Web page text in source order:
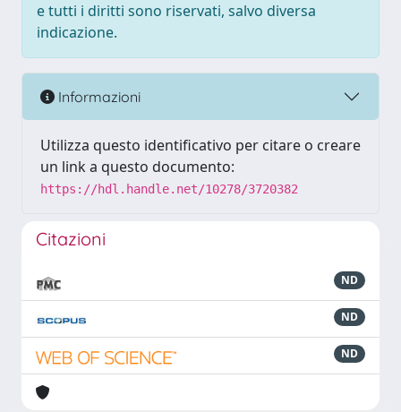
e tutti i diritti sono riservati, salvo diversa
indicazione.
Informazioni
Utilizza questo identificativo per citare o creare
un link a questo documento:
https://hdl.handle.net/10278/3720382
Citazioni
ND
ND
ND